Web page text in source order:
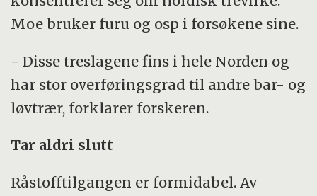
Moe bruker furu og osp i forsøkene sine.
- Disse treslagene fins i hele Norden og
har stor overføringsgrad til andre bar- og
løvtrær, forklarer forskeren.
Tar aldri slutt
Råstofftilgangen er formidabel. Av